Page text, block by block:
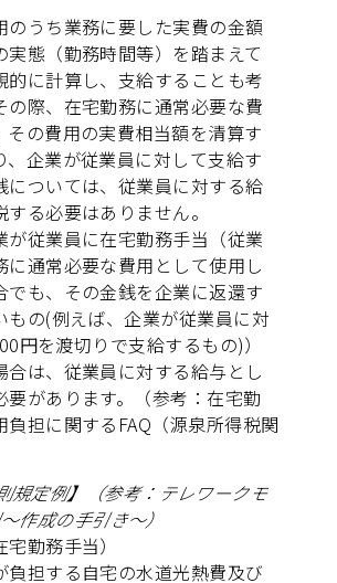
のうち業務に要した実費の金額
実態（勤務時間等）を踏まえて
的に計算し、支給することも考
の際、在宅勤務に通常必要な費
その費用の実費相当額を清算す
、企業が従業員に対して支給す
については、従業員に対する給
る必要はありません。
が従業員に在宅勤務手当（従業
に通常必要な費用として使用し
でも、その金銭を企業に返還す
もの(例えば、企業が従業員に対
円を渡切りで支給するもの)）
合は、従業員に対する給与とし
要があります。（参考：在宅勤
負担に関するFAQ（源泉所得税関
規定例】（参考：テレワークモ
作成の手引き～）
勤務手当）
負担する自宅の水道光熱費及び